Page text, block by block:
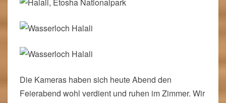
Die Kameras haben sich heute Abend den
Feierabend wohl verdient und ruhen im Zimmer. Wir